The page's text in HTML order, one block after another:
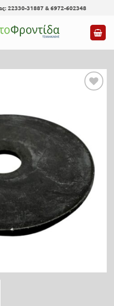
22330-31887 & 6972-602348